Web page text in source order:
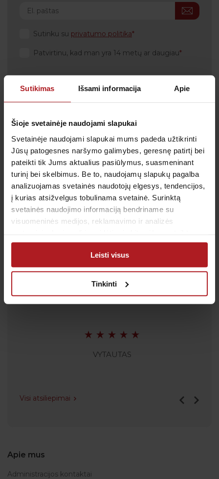
Sutikimas Išsami informacija Apie
Šioje svetainėje naudojami slapukai
Svetainėje naudojami slapukai mums padeda užtikrinti
Jūsų patogesnes naršymo galimybes, geresnę patirtį bei
pateikti tik Jums aktualius pasiūlymus, suasmeninant
turinį bei skelbimus. Be to, naudojamų slapukų pagalba
analizuojamas svetainės naudotojų elgesys, tendencijos,
į kurias atsižvelgus tobulinama svetainė. Surinktą
svetainės naudojimo informaciją bendriname su
visuomeninės medijos, reklamavimo ir analizės
arba naudojant paslaugas surinktos informacijos.
Leisti visus
Tinkinti
Sutinku su privatumo politika
Patvirtinu, kad man yra 14 metų ar daugiau
Tel.:+370 700 55 511
Tel.: (iš užsienio)00-370-37-245330
Skambučiai į klientų aptarnavimo centro numerį
apmokestinami pagal Jūsų ryšio operatoriaus
taikomą tarifą.
El. paštas: pagalba@anteja.lt
Darbo laikas:
I-V 7:00 – 19:00
VII: Nedirbame
Atsiliepimai
VYTAUTAS
Visi atsiliepimai
Apie mus
Administracijos kontaktai